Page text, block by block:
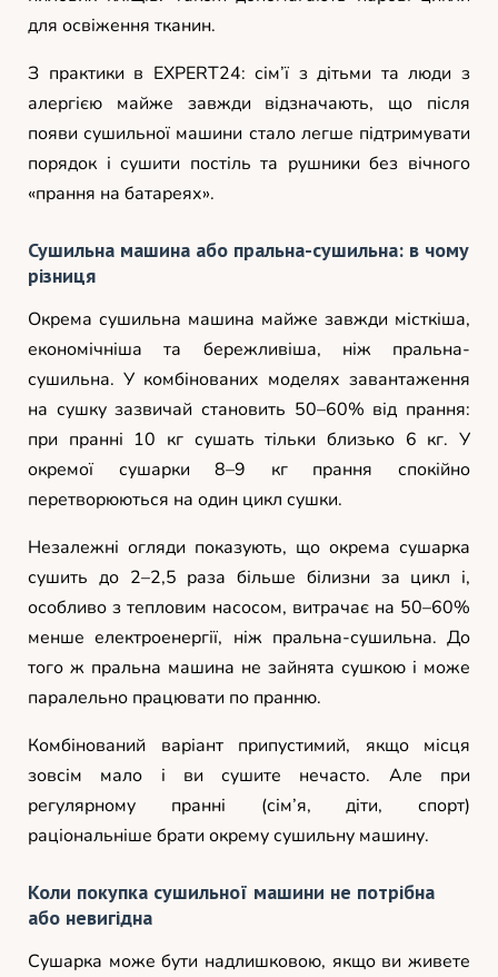
для освіження тканин.
З практики в EXPERT24: сім’ї з дітьми та люди з
алергією майже завжди відзначають, що після
появи сушильної машини стало легше підтримувати
порядок і сушити постіль та рушники без вічного
«прання на батареях».
Сушильна машина або пральна-сушильна: в чому
різниця
Окрема сушильна машина майже завжди місткіша,
економічніша та бережливіша, ніж пральна-
сушильна. У комбінованих моделях завантаження
на сушку зазвичай становить 50–60% від прання:
при пранні 10 кг сушать тільки близько 6 кг. У
окремої сушарки 8–9 кг прання спокійно
перетворюються на один цикл сушки.
Незалежні огляди показують, що окрема сушарка
сушить до 2–2,5 раза більше білизни за цикл і,
особливо з тепловим насосом, витрачає на 50–60%
менше електроенергії, ніж пральна-сушильна. До
того ж пральна машина не зайнята сушкою і може
паралельно працювати по пранню.
Комбінований варіант припустимий, якщо місця
зовсім мало і ви сушите нечасто. Але при
регулярному пранні (сім’я, діти, спорт)
раціональніше брати окрему сушильну машину.
Коли покупка сушильної машини не потрібна
або невигідна
Сушарка може бути надлишковою, якщо ви живете